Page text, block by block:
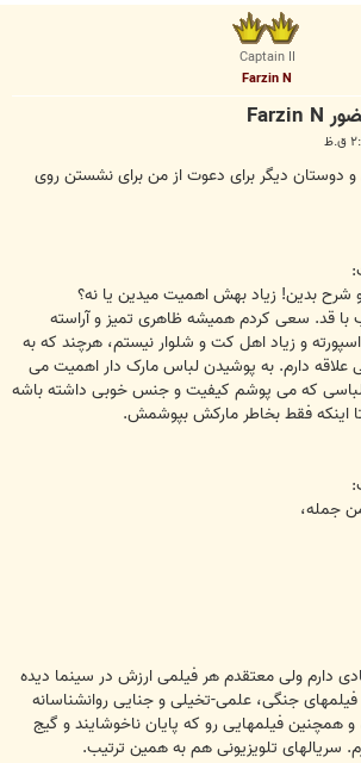
Captain II
Farzin N
دوستان دیگر برای دعوت از من برای نشستن روی
شرح بدین! زیاد بهش اهمیت میدین یا نه؟
با قد. سعی کردم همیشه ظاهری تمیز و آراسته
و زیاد اهل کت و شلوار نیستم، هرچند که به
دارم. به پوشیدن لباس مارک دار اهمیت می
لباسی که می پوشم کیفیت و جنس خوبی داشته باشه
اینکه فقط بخاطر مارکش بپوشمش.
جمله،
دارم ولی معتقدم هر فیلمی ارزش در سینما دیده
فیلمهای جنگی، علمی-تخیلی و جنایی روانشناسانه
همچنین فیلمهایی رو که پایان ناخوشایند و گیج
سریالهای تلویزیونی هم به همین ترتیب.